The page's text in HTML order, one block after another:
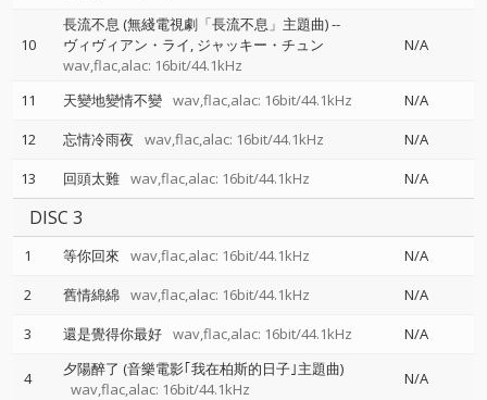
10
長流不息 (無綫電視劇「長流不息」主題曲)--
ヴィヴィアン・ライ ジャッキー・チュン
wav,flac,alac: 16bit/44.1kHz
N/A
11 天變地變情不變 wav,flac,alac: 16bit/44.1kHz
N/A
12
忘情冷雨夜 wav,flac,alac: 16bit/44.1kHz
N/A
13
回頭太難 wav,flac,alac: 16bit/44.1kHz N/A
DISC 3
1 等你回來 wav,flac,alac: 16bit/44.1kHz
N/A
2
舊情綿綿 wav,flac,alac: 16bit/44.1kHz
N/A
3
還是覺得你最好 wav,flac,alac: 16bit/44.1kHz N/A
4
夕陽醉了 (音樂電影｢我在柏斯的日子｣主題曲)
wav,flac,alac: 16bit/44.1kHz
N/A